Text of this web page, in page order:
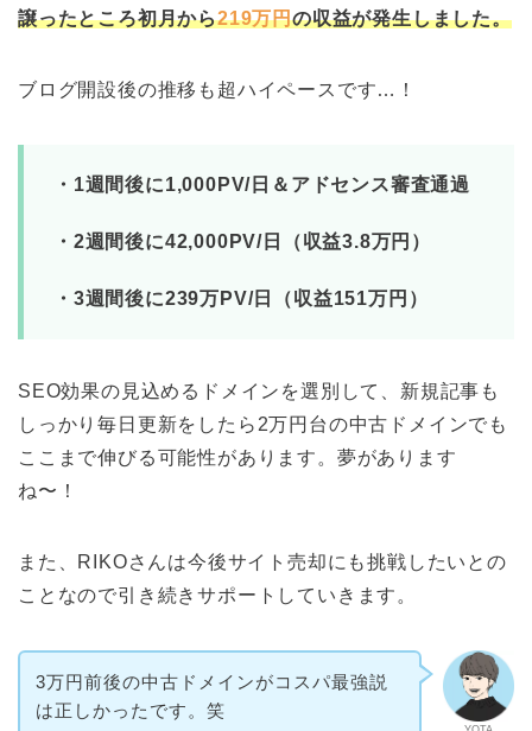
譲ったところ初月から219万円の収益が発生しました。
ブログ開設後の推移も超ハイペースです…！
・1週間後に1,000PV/日＆アドセンス審査通過
・2週間後に42,000PV/日（収益3.8万円）
・3週間後に239万PV/日（収益151万円）
SEO効果の見込めるドメインを選別して、新規記事も
しっかり毎日更新をしたら2万円台の中古ドメインでも
ここまで伸びる可能性があります。夢があります
ね〜！
また、RIKOさんは今後サイト売却にも挑戦したいとの
ことなので引き続きサポートしていきます。
3万円前後の中古ドメインがコスパ最強説
は正しかったです。笑